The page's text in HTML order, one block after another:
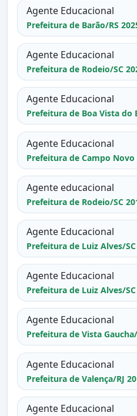
Agente Educacional
Prefeitura de Barão/RS
Agente Educacional
Prefeitura de Rodeio/SC
Agente Educacional
Prefeitura de Boa Vista do
Agente Educacional
Prefeitura de Campo Novo
Agente educacional
Prefeitura de Rodeio/SC
Agente Educacional
Prefeitura de Luiz Alves/
Agente Educacional
Prefeitura de Luiz Alves/
Agente Educacional
Prefeitura de Vista
Agente Educacional
Prefeitura de Valença/RJ
Agente Educacional